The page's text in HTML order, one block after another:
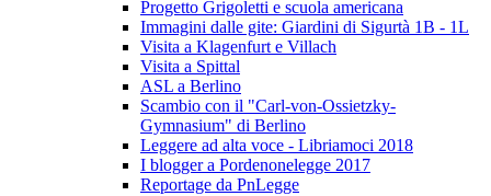
Progetto Grigoletti e scuola americana
Immagini dalle gite: Giardini di Sigurtà 1B - 1L
Visita a Klagenfurt e Villach
Visita a Spittal
ASL a Berlino
Scambio con il "Carl-von-Ossietzky-
Gymnasium" di Berlino
Leggere ad alta voce - Libriamoci 2018
I blogger a Pordenonelegge 2017
Reportage da PnLegge